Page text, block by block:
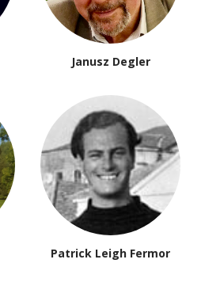
Janusz Degler
Patrick Leigh Fermor